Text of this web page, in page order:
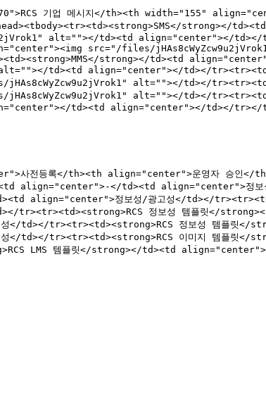
기업 메시지</th><th width="155"
strong></
alt=""></td><td align="center"></td></
src="/files/
strong></td><td
td><td align="center"></td></
alt=""></td></
alt=""></td></
td><td align="center"></td></tr></
사전등록</th><th align="center">운영자 승인</
align="center">-</td><td align="center">정보
align="center">정보성/광고성</td></
tr><tr><td><strong>RCS 정보성 템플릿</
td></tr><tr><td><strong>RCS 정보성 템플릿
td></tr><tr><td><strong>RCS 이미지 템플릿
LMS 템플릿</strong></td><td